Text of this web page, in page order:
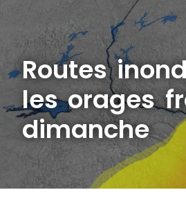
Routes
les orages
dimanche